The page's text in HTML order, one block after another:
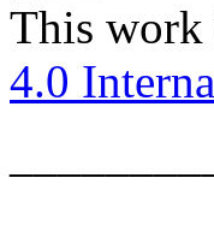
This work
4.0